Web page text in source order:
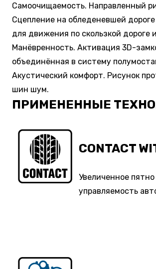
Самоочищаемость. Направленный
Сцепление на обледеневшей
для движения по скользкой дороге
Манёвренность. Активация 3D-
объединённая в систему
Акустический комфорт. Рисунок
шин шум.
ПРИМЕНЕННЫЕ
CONTACT
Увеличенное
управляемость